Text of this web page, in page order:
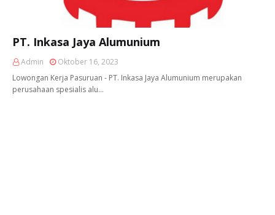
PT. Inkasa Jaya Alumunium
Admin
Oktober 16, 2023
Lowongan Kerja Pasuruan - PT. Inkasa Jaya Alumunium merupakan
perusahaan spesialis alu…